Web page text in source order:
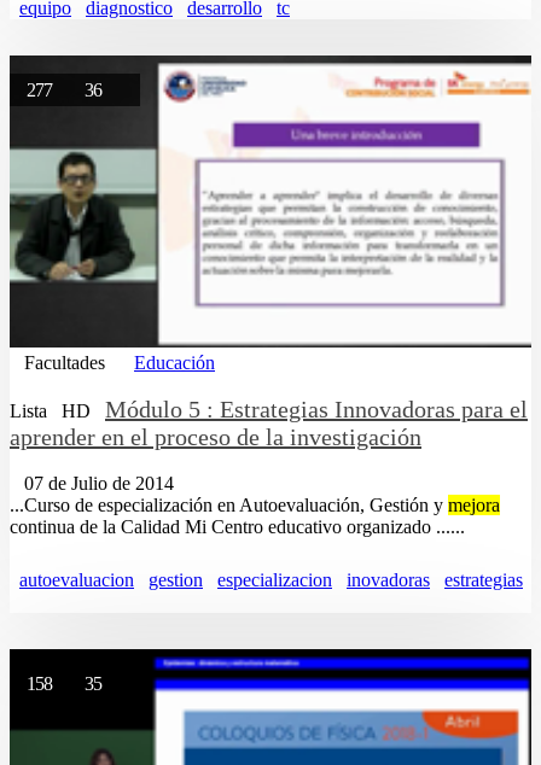
equipo
diagnostico desarrollo tc
277 36
Facultades Educación
Lista HD
Módulo 5 : Estrategias Innovadoras para el
aprender en el proceso de la investigación
07 de Julio de 2014
...Curso de especialización en Autoevaluación, Gestión y mejora
continua de la Calidad Mi Centro educativo organizado ......
autoevaluacion gestion especializacion inovadoras estrategias
158 35